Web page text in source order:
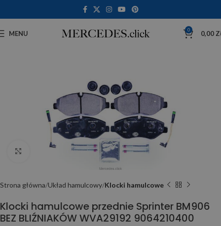
MENU 0 0,00
Click to enlarge
Strona główna Układ hamulcowy Klocki hamulcowe
Klocki hamulcowe przednie Sprinter BM906
BEZ BLIŹNIAKÓW WVA29192 9064210400